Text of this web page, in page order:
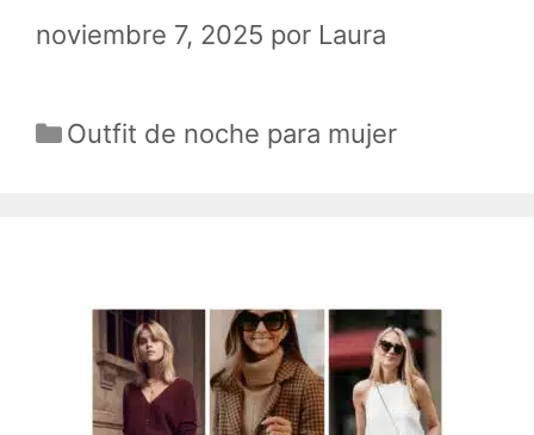
noviembre 7, 2025 por Laura
Categorías
Outfit de noche para mujer